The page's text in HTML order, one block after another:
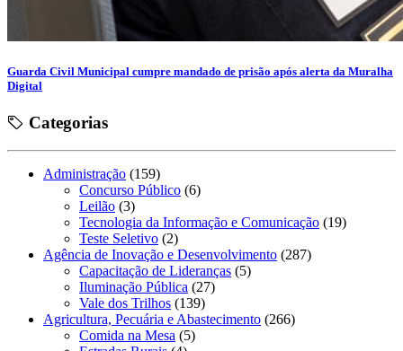
Guarda Civil Municipal cumpre mandado de prisão após alerta da Muralha
Digital
Categorias
Administração (159)
Concurso Público (6)
Leilão (3)
Tecnologia da Informação e Comunicação (19)
Teste Seletivo (2)
Agência de Inovação e Desenvolvimento (287)
Capacitação de Lideranças (5)
Iluminação Pública (27)
Vale dos Trilhos (139)
Agricultura, Pecuária e Abastecimento (266)
Comida na Mesa (5)